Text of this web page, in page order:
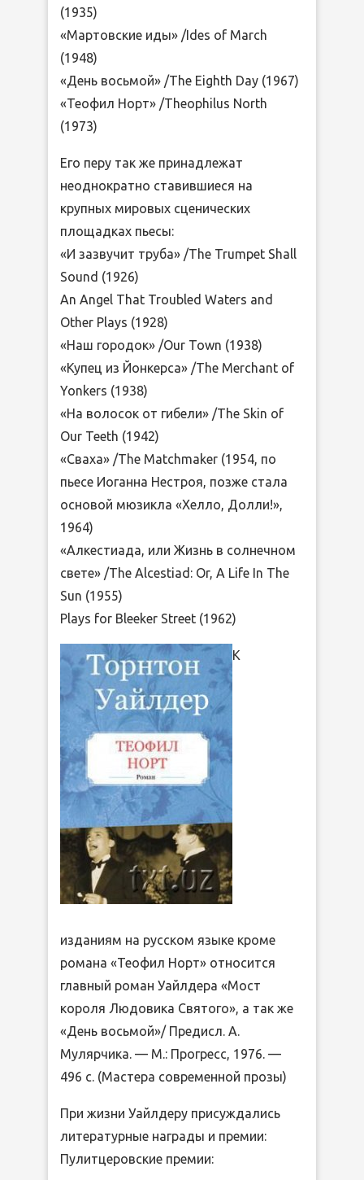
(1935)
«Мартовские иды» /Ides of March
(1948)
«День восьмой» /The Eighth Day (1967)
«Теофил Норт» /Theophilus North
(1973)
Его перу так же принадлежат
неоднократно ставившиеся на
крупных мировых сценических
площадках пьесы:
«И зазвучит труба» /The Trumpet Shall
Sound (1926)
An Angel That Troubled Waters and
Other Plays (1928)
«Наш городок» /Our Town (1938)
«Купец из Йонкерса» /The Merchant of
Yonkers (1938)
«На волосок от гибели» /The Skin of
Our Teeth (1942)
«Сваха» /The Matchmaker (1954, по
пьесе Иоганна Нестроя, позже стала
основой мюзикла «Хелло, Долли!»,
1964)
«Алкестиада, или Жизнь в солнечном
свете» /The Alcestiad: Or, A Life In The
Sun (1955)
Plays for Bleeker Street (1962)
К
изданиям на русском языке кроме
романа «Теофил Норт» относится
главный роман Уайлдера «Мост
короля Людовика Святого», а так же
«День восьмой»/ Предисл. А.
Мулярчика. — М.: Прогресс, 1976. —
496 с. (Мастера современной прозы)
При жизни Уайлдеру присуждались
литературные награды и премии:
Пулитцеровские премии: